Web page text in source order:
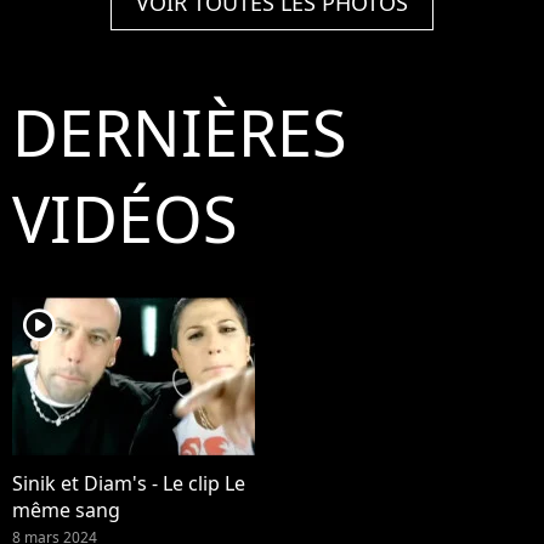
DERNIÈRES
VIDÉOS
player2
Sinik et Diam's - Le clip Le
même sang
8 mars 2024